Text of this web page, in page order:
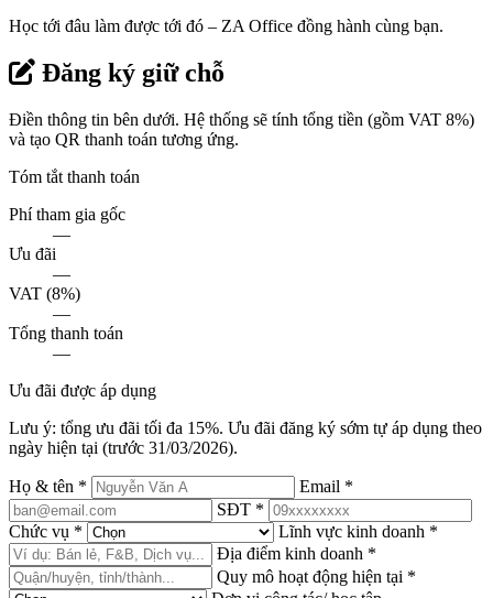
Học tới đâu làm được tới đó – ZA Office đồng hành cùng bạn.
Đăng ký giữ chỗ
Điền thông tin bên dưới. Hệ thống sẽ tính tổng tiền (gồm VAT 8%)
và tạo QR thanh toán tương ứng.
Tóm tắt thanh toán
Phí tham gia gốc
—
Ưu đãi
—
VAT (8%)
—
Tổng thanh toán
—
Ưu đãi được áp dụng
Lưu ý: tổng ưu đãi tối đa 15%. Ưu đãi đăng ký sớm tự áp dụng theo
ngày hiện tại (trước 31/03/2026).
Họ & tên * Email *
SĐT *
Chức vụ * Lĩnh vực kinh doanh *
Địa điểm kinh doanh *
Quy mô hoạt động hiện tại *